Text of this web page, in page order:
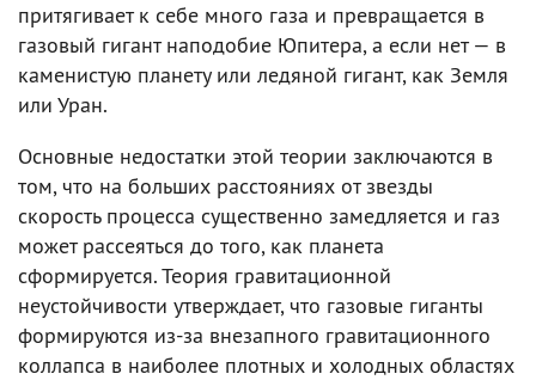
притягивает к себе много газа и превращается в
газовый гигант наподобие Юпитера, а если нет — в
каменистую планету или ледяной гигант, как Земля
или Уран.
Основные недостатки этой теории заключаются в
том, что на больших расстояниях от звезды
скорость процесса существенно замедляется и газ
может рассеяться до того, как планета
сформируется. Теория гравитационной
неустойчивости утверждает, что газовые гиганты
формируются из-за внезапного гравитационного
коллапса в наиболее плотных и холодных областях